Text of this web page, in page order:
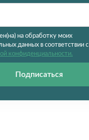
на обработку моих
данных в соответствии с
конфиденциальности.
Подписаться